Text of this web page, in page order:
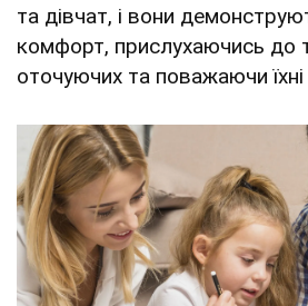
та дівчат, і вони
комфорт, прислухаючись до
оточуючих та поважаючи